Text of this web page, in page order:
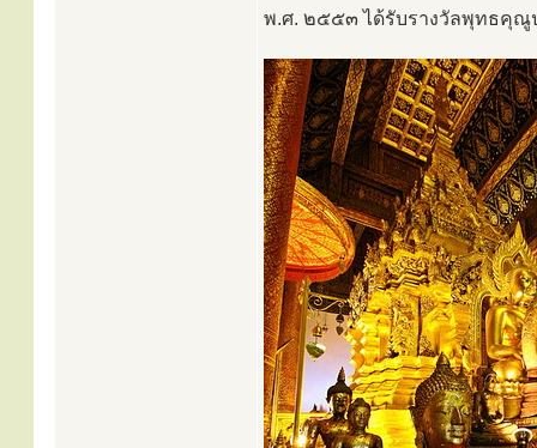
พ.ศ. ๒๕๕๓ ได้รับรางวัลพุทธคุณู